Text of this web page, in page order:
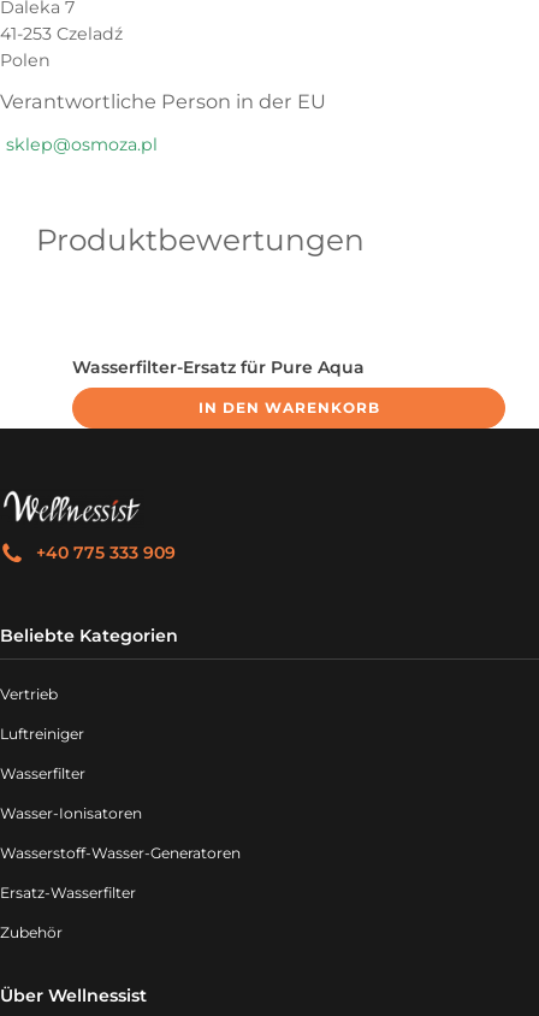
Daleka 7
41-253 Czeladź
Polen
Verantwortliche Person in der EU
sklep@osmoza.pl
Produktbewertungen
Wasserfilter-Ersatz für Pure Aqua
IN DEN WARENKORB
+40 775 333 909
Beliebte Kategorien
Vertrieb
Luftreiniger
Wasserfilter
Wasser-Ionisatoren
Wasserstoff-Wasser-Generatoren
Ersatz-Wasserfilter
Zubehör
Über Wellnessist